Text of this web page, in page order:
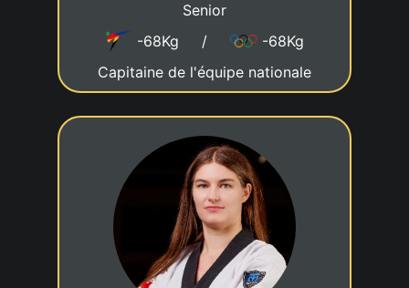
Senior
-68Kg /
-68Kg
Capitaine de l'équipe nationale
3eme DAN
Date de naissance
Cadre nationale - A9